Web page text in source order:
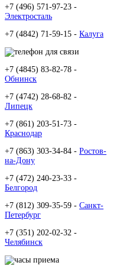
+7 (496) 571-97-23 -
Электросталь
+7 (4842) 71-59-15 - Калуга
+7 (4845) 83-82-78 -
Обнинск
+7 (4742) 28-68-82 -
Липецк
+7 (861) 203-51-73 -
Краснодар
+7 (863) 303-34-84 - Ростов-
на-Дону
+7 (472) 240-23-33 -
Белгород
+7 (812) 309-35-59 - Санкт-
Петербург
+7 (351) 202-02-32 -
Челябинск